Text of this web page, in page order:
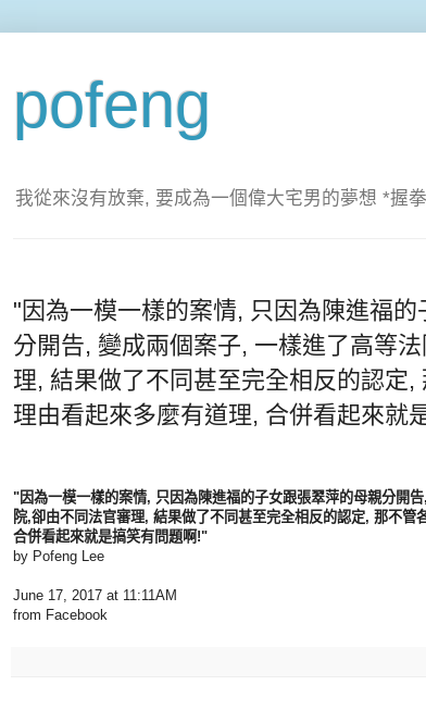
pofeng
我從來沒有放棄, 要成為一個偉大宅男的夢想 *握
"因為一模一樣的案情, 只因為陳進福
分開告, 變成兩個案子, 一樣進了高等
理, 結果做了不同甚至完全相反的認定,
理由看起來多麼有道理, 合併看起來就
"因為一模一樣的案情, 只因為陳進福的子女跟張翠萍的母親分開
院,卻由不同法官審理, 結果做了不同甚至完全相反的認定, 那不管
合併看起來就是搞笑有問題啊!"
by Pofeng Lee
June 17, 2017 at 11:11AM
from Facebook